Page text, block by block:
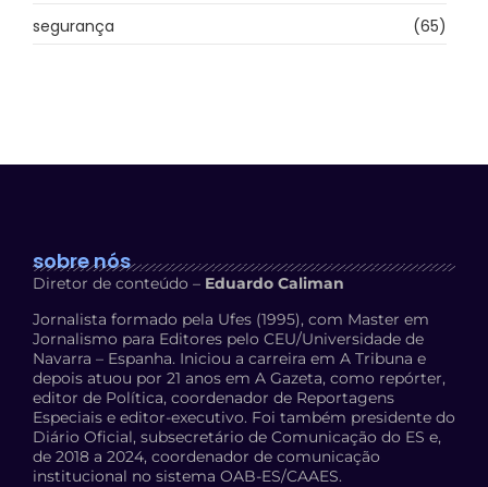
segurança
(65)
sobre nós
Diretor de conteúdo – Eduardo Caliman
Jornalista formado pela Ufes (1995), com Master em
Jornalismo para Editores pelo CEU/Universidade de
Navarra – Espanha. Iniciou a carreira em A Tribuna e
depois atuou por 21 anos em A Gazeta, como repórter,
editor de Política, coordenador de Reportagens
Especiais e editor-executivo. Foi também presidente do
Diário Oficial, subsecretário de Comunicação do ES e,
de 2018 a 2024, coordenador de comunicação
institucional no sistema OAB-ES/CAAES.